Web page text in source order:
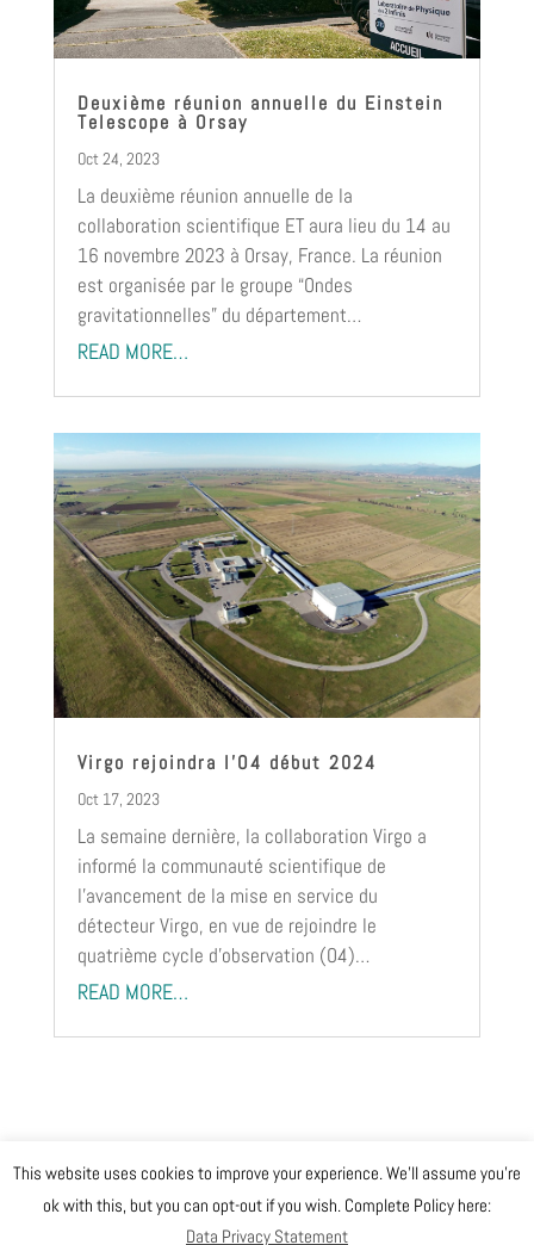
Deuxième réunion annuelle du Einstein
Telescope à Orsay
Oct 24, 2023
La deuxième réunion annuelle de la
collaboration scientifique ET aura lieu du 14 au
16 novembre 2023 à Orsay, France. La réunion
est organisée par le groupe “Ondes
gravitationnelles” du département…
READ MORE…
Virgo rejoindra l’O4 début 2024
Oct 17, 2023
La semaine dernière, la collaboration Virgo a
informé la communauté scientifique de
l’avancement de la mise en service du
détecteur Virgo, en vue de rejoindre le
quatrième cycle d’observation (O4)…
READ MORE…
@ Copyright EGO 2019
Data Privacy Statement
Safety
This website uses cookies to improve your experience. We'll assume you're
ok with this, but you can opt-out if you wish. Complete Policy here:
Data Privacy Statement